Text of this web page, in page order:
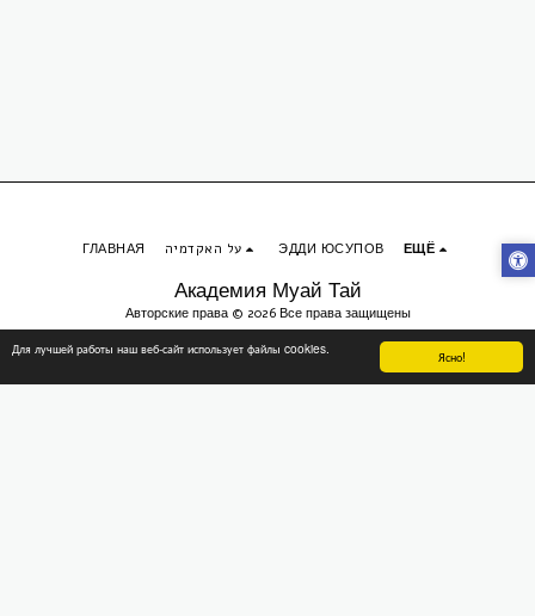
Ясно!
Для лучшей работы наш веб-сайт использует файлы cookies.
Академия Муай Тай
Авторские права © 2026 Все права защищены
ГЛАВНАЯ על האקדמיה ЭДДИ ЮСУПОВ ЕЩЁ